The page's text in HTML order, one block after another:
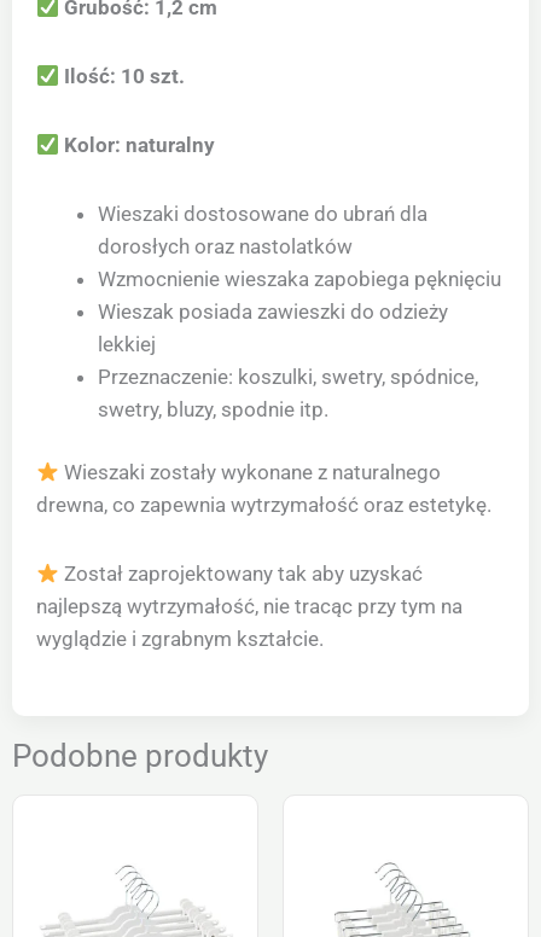
Grubość: 1,2 cm
Ilość: 10 szt.
Kolor: naturalny
Wieszaki dostosowane do ubrań dla
dorosłych oraz nastolatków
Wzmocnienie wieszaka zapobiega pęknięciu
Wieszak posiada zawieszki do odzieży
lekkiej
Przeznaczenie: koszulki, swetry, spódnice,
swetry, bluzy, spodnie itp.
Wieszaki zostały wykonane z naturalnego
drewna, co zapewnia wytrzymałość oraz estetykę.
Został zaprojektowany tak aby uzyskać
najlepszą wytrzymałość, nie tracąc przy tym na
wyglądzie i zgrabnym kształcie.
Podobne produkty